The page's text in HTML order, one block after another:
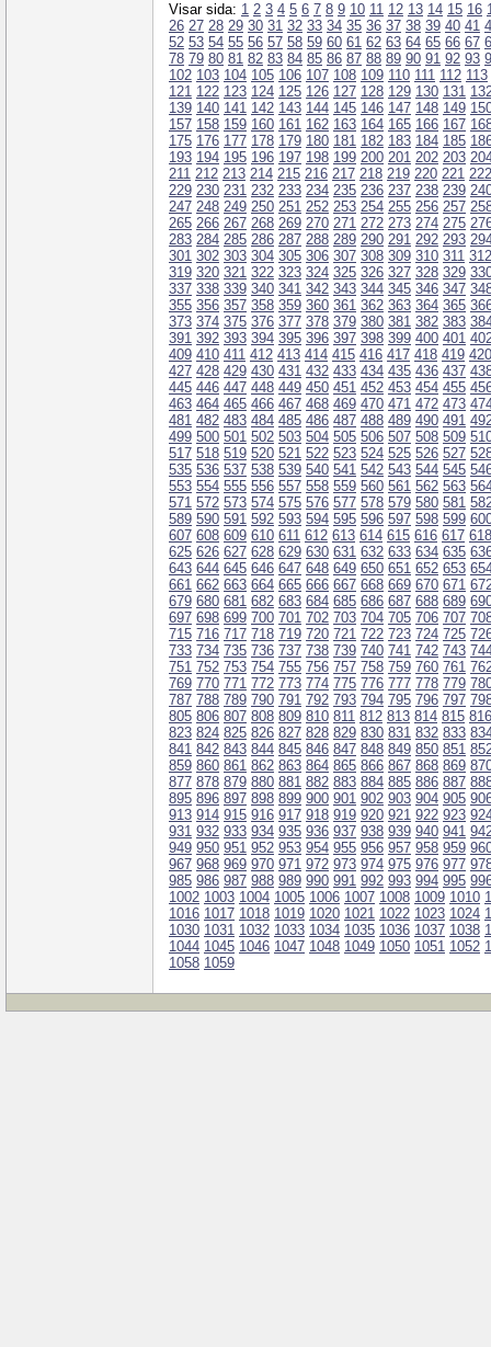
Visar sida: 1 2 3 4 5 6 7 8 9 10 11 12 13 14 15 16
26 27 28 29 30 31 32 33 34 35 36 37 38 39 40 41
52 53 54 55 56 57 58 59 60 61 62 63 64 65 66 67
78 79 80 81 82 83 84 85 86 87 88 89 90 91 92 93
102 103 104 105 106 107 108 109 110 111 112 113
121 122 123 124 125 126 127 128 129 130 131
139 140 141 142 143 144 145 146 147 148 149
157 158 159 160 161 162 163 164 165 166 167
175 176 177 178 179 180 181 182 183 184 185
193 194 195 196 197 198 199 200 201 202 203
211 212 213 214 215 216 217 218 219 220 221 222
229 230 231 232 233 234 235 236 237 238 239
247 248 249 250 251 252 253 254 255 256 257
265 266 267 268 269 270 271 272 273 274 275
283 284 285 286 287 288 289 290 291 292 293
301 302 303 304 305 306 307 308 309 310 311 312
319 320 321 322 323 324 325 326 327 328 329
337 338 339 340 341 342 343 344 345 346 347
355 356 357 358 359 360 361 362 363 364 365
373 374 375 376 377 378 379 380 381 382 383
391 392 393 394 395 396 397 398 399 400 401
409 410 411 412 413 414 415 416 417 418 419 420
427 428 429 430 431 432 433 434 435 436 437
445 446 447 448 449 450 451 452 453 454 455
463 464 465 466 467 468 469 470 471 472 473
481 482 483 484 485 486 487 488 489 490 491
499 500 501 502 503 504 505 506 507 508 509
517 518 519 520 521 522 523 524 525 526 527
535 536 537 538 539 540 541 542 543 544 545
553 554 555 556 557 558 559 560 561 562 563
571 572 573 574 575 576 577 578 579 580 581
589 590 591 592 593 594 595 596 597 598 599
607 608 609 610 611 612 613 614 615 616 617 618
625 626 627 628 629 630 631 632 633 634 635
643 644 645 646 647 648 649 650 651 652 653
661 662 663 664 665 666 667 668 669 670 671
679 680 681 682 683 684 685 686 687 688 689
697 698 699 700 701 702 703 704 705 706 707
715 716 717 718 719 720 721 722 723 724 725
733 734 735 736 737 738 739 740 741 742 743
751 752 753 754 755 756 757 758 759 760 761
769 770 771 772 773 774 775 776 777 778 779
787 788 789 790 791 792 793 794 795 796 797
805 806 807 808 809 810 811 812 813 814 815 816
823 824 825 826 827 828 829 830 831 832 833
841 842 843 844 845 846 847 848 849 850 851
859 860 861 862 863 864 865 866 867 868 869
877 878 879 880 881 882 883 884 885 886 887
895 896 897 898 899 900 901 902 903 904 905
913 914 915 916 917 918 919 920 921 922 923
931 932 933 934 935 936 937 938 939 940 941
949 950 951 952 953 954 955 956 957 958 959
967 968 969 970 971 972 973 974 975 976 977
985 986 987 988 989 990 991 992 993 994 995
1002 1003 1004 1005 1006 1007 1008 1009 1010
1016 1017 1018 1019 1020 1021 1022 1023 1024
1030 1031 1032 1033 1034 1035 1036 1037 1038
1044 1045 1046 1047 1048 1049 1050 1051 1052
1058 1059